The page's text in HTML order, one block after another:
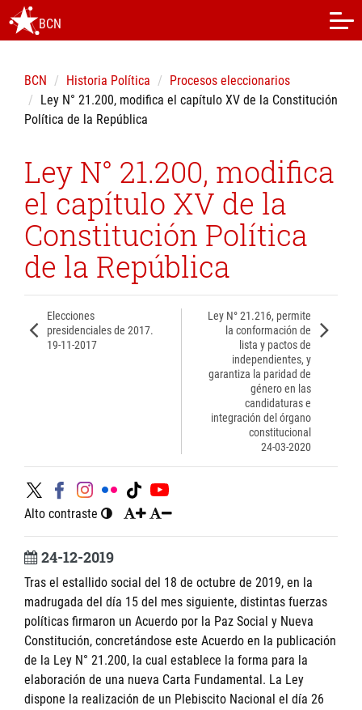
BCN
BCN Historia Política
Procesos eleccionarios
Ley N° 21.200, modifica el capítulo XV de la Constitución
Política de la República
Ley N° 21.200, modifica
el capítulo XV de la
Constitución Política
de la República
Elecciones
presidenciales de 2017.
19-11-2017
Ley N° 21.216, permite
la conformación de
lista y pactos de
independientes, y
garantiza la paridad de
género en las
candidaturas e
integración del órgano
constitucional
24-03-2020
Alto contraste
24-12-2019
Tras el estallido social del 18 de octubre de 2019, en la
madrugada del día 15 del mes siguiente, distintas fuerzas
políticas firmaron un Acuerdo por la Paz Social y Nueva
Constitución, concretándose este Acuerdo en la publicación
de la Ley N° 21.200, la cual establece la forma para la
elaboración de una nueva Carta Fundamental. La Ley
dispone la realización de un Plebiscito Nacional el día 26